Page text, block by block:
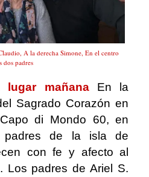
A la derecha Simone, En el centro
dos padres
lugar mañanaEn la
Sagrado Corazón en
di Mondo 60, en
padres de la isla de
con fe y afecto al
Los padres de Ariel S.